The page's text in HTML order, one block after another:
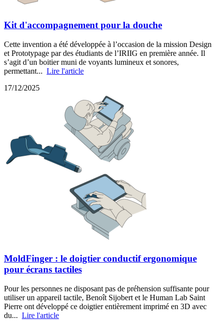
Kit d'accompagnement pour la douche
Cette invention a été développée à l’occasion de la mission Design
et Prototypage par des étudiants de l’IRIIG en première année. Il
s’agit d’un boitier muni de voyants lumineux et sonores,
permettant... Lire l'article
17/12/2025
MoldFinger : le doigtier conductif ergonomique
pour écrans tactiles
Pour les personnes ne disposant pas de préhension suffisante pour
utiliser un appareil tactile, Benoît Sijobert et le Human Lab Saint
Pierre ont développé ce doigtier entièrement imprimé en 3D avec
du... Lire l'article